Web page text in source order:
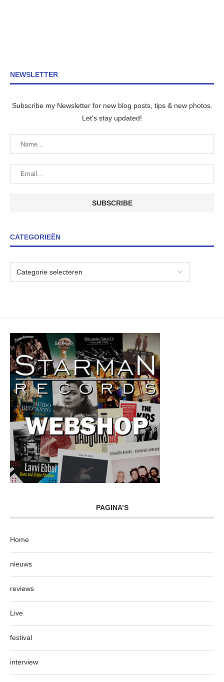
NEWSLETTER
Subscribe my Newsletter for new blog posts, tips & new photos.
Let's stay updated!
CATEGORIEËN
PAGINA’S
Home
nieuws
reviews
Live
festival
interview